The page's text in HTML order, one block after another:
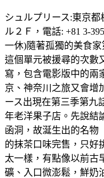
シュルプリース:東京都
ル２Ｆ，電話: +81 3-
一休)隨著孤獨的美食家
這個單元被援尋的次數
寫，包含電影版中的兩
京、神奈川之旅又會增
ース出現在第三季第九
年老洋果子店。先說結
函洞，故涎生出的名物
的抹茶口味完售，只好
太一樣，有點像以前古
礦、入口微澎鬆，鮮奶